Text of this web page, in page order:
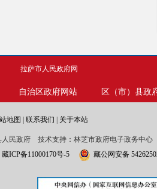
拉萨市人民政府网
自治区政府网站 区（市）县政
地图 联系我们 关于本站
人民政府 技术支持：林芝市政府电子政务中心
藏ICP备11000170号-5 藏公网安备